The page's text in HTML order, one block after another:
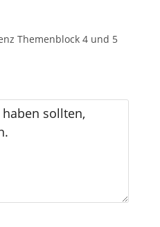
Themenblock 4 und 5